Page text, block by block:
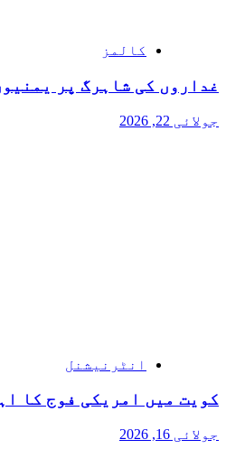
کالمز
غداروں کی شاہرگ پر
جولائی 22, 2026
انٹرنیشنل
کویت میں امریکی فوج کا
جولائی 16, 2026